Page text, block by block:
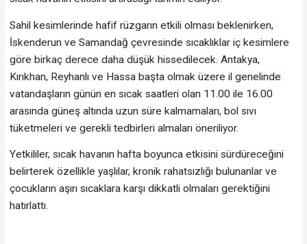
Sahil kesimlerinde hafif rüzgarın etkili olması beklenirken,
İskenderun ve Samandağ çevresinde sıcaklıklar iç kesimlere
göre birkaç derece daha düşük hissedilecek. Antakya,
Kırıkhan, Reyhanlı ve Hassa başta olmak üzere il genelinde
vatandaşların günün en sıcak saatleri olan 11.00 ile 16.00
arasında güneş altında uzun süre kalmamaları, bol sıvı
tüketmeleri ve gerekli tedbirleri almaları öneriliyor.
Yetkililer, sıcak havanın hafta boyunca etkisini sürdüreceğini
belirterek özellikle yaşlılar, kronik rahatsızlığı bulunanlar ve
çocukların aşırı sıcaklara karşı dikkatli olmaları gerektiğini
hatırlattı.